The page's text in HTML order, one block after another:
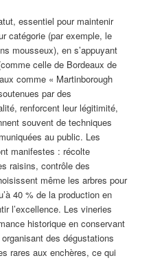
essentiel pour maintenir
catégorie (par exemple, le
mousseux), en s’appuyant
celle de Bordeaux de
comme « Martinborough
par des
renforcent leur légitimité,
souvent de techniques
au public. Les
manifestes : récolte
raisins, contrôle des
même les arbres pour
40 % de la production en
l’excellence. Les vineries
historique en conservant
des dégustations
rares aux enchères, ce qui